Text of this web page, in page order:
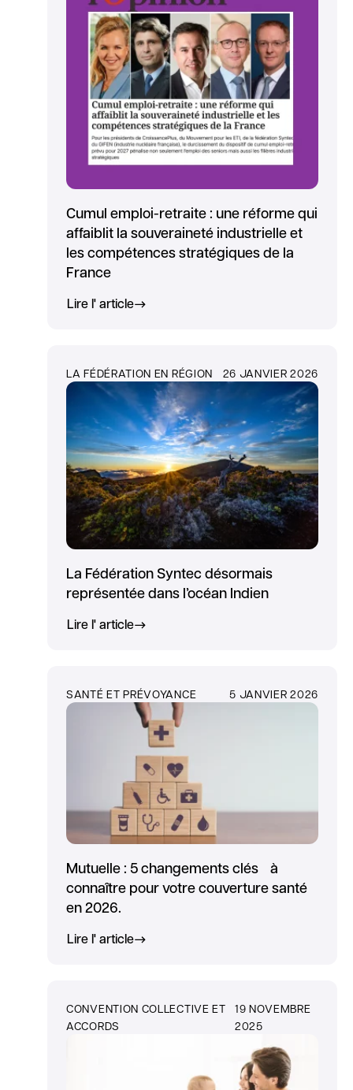
Cumul emploi-retraite : une réforme qui
affaiblit la souveraineté industrielle et
les compétences stratégiques de la
France
Lire l' article
LA FÉDÉRATION EN RÉGION 26 JANVIER 2026
La Fédération Syntec désormais
représentée dans l’océan Indien
Lire l' article
SANTÉ ET PRÉVOYANCE 5 JANVIER 2026
Mutuelle : 5 changements clés à
connaître pour votre couverture santé
en 2026.
Lire l' article
CONVENTION COLLECTIVE ET
ACCORDS
19 NOVEMBRE
2025